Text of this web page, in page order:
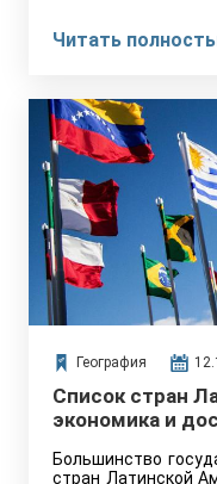
Читать
География
Список стран
экономика и
Большинство
стран Латинской